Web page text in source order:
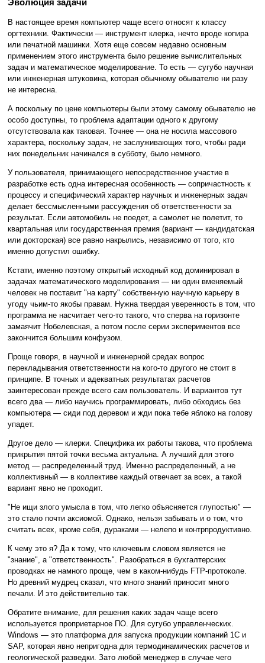
Эволюция задачи
В настоящее время компьютер чаще всего относят к классу
оргтехники. Фактически — инструмент клерка, нечто вроде копира
или печатной машинки. Хотя еще совсем недавно основным
применением этого инструмента было решение вычислительных
задач и математическое моделирование. То есть — сугубо научная
или инженерная штуковина, которая обычному обывателю ни разу
не интересна.
А поскольку по цене компьютеры были этому самому обывателю не
особо доступны, то проблема адаптации одного к другому
отсутствовала как таковая. Точнее — она не носила массового
характера, поскольку задач, не заслуживающих того, чтобы ради
них понедельник начинался в субботу, было немного.
У пользователя, принимающего непосредственное участие в
разработке есть одна интересная особенность — сопричастность к
процессу и специфический характер научных и инженерных задач
делает бессмысленными рассуждения об ответственности за
результат. Если автомобиль не поедет, а самолет не полетит, то
квартальная или государственная премия (вариант — кандидатская
или докторская) все равно накрылись, независимо от того, кто
именно допустил ошибку.
Кстати, именно поэтому открытый исходный код доминировал в
задачах математического моделирования — ни один вменяемый
человек не поставит "на карту" собственную научную карьеру в
угоду чьим-то якобы правам. Нужна твердая уверенность в том, что
программа не насчитает чего-то такого, что сперва на горизонте
замаячит Нобелевская, а потом после серии экспериментов все
закончится большим конфузом.
Проще говоря, в научной и инженерной средах вопрос
перекладывания ответственности на кого-то другого не стоит в
принципе. В точных и адекватных результатах расчетов
заинтересован прежде всего сам пользователь. И вариантов тут
всего два — либо научись программировать, либо обходись без
компьютера — сиди под деревом и жди пока тебе яблоко на голову
упадет.
Другое дело — клерки. Специфика их работы такова, что проблема
прикрытия пятой точки весьма актуальна. А лучший для этого
метод — распределенный труд. Именно распределенный, а не
коллективный — в коллективе каждый отвечает за всех, а такой
вариант явно не проходит.
"Не ищи злого умысла в том, что легко объясняется глупостью" —
это стало почти аксиомой. Однако, нельзя забывать и о том, что
считать всех, кроме себя, дураками — нелепо и контрпродуктивно.
К чему это я? Да к тому, что ключевым словом является не
"знание", а "ответственность". Разобраться в бухгалтерских
проводках не намного проще, чем в каком-нибудь FTP-протоколе.
Но древний мудрец сказал, что много знаний приносит много
печали. И это действительно так.
Обратите внимание, для решения каких задач чаще всего
используется проприетарное ПО. Для сугубо управленческих.
Windows — это платформа для запуска продукции компаний 1С и
SAP, которая явно непригодна для термодинамических расчетов и
геологической разведки. Зато любой менеджер в случае чего